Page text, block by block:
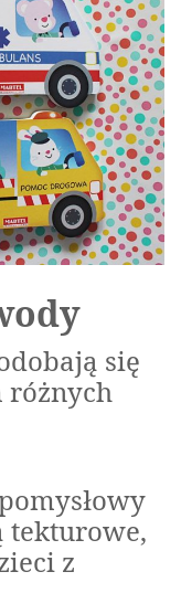
się
różnych
tekturowe,
z